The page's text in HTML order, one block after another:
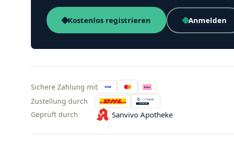
Kostenlos registrieren Anmelden
Sichere Zahlung mit
Zustellung durch
Geprüft durch
Sanvivo Apotheke